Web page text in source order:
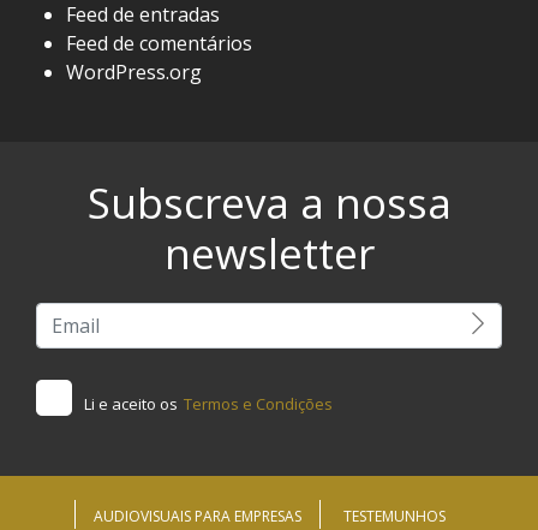
Feed de entradas
Feed de comentários
WordPress.org
Subscreva a nossa
newsletter
Li e aceito os Termos e Condições
AUDIOVISUAIS PARA EMPRESAS TESTEMUNHOS